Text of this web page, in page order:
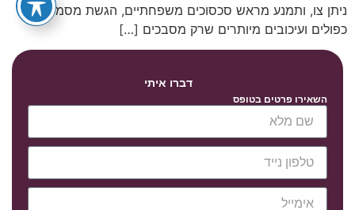
ניתן צו, ותמנע מראש סכסוכים משפחתיים, הגשת מסמכים
כפולים ועיכובים מיותרים שרק מסבכים […]
דברו איתי
השאירו פרטים בטופס